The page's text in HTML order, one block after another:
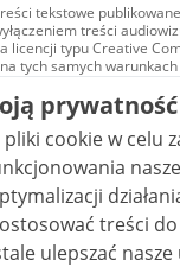
tekstowe
treści
licencji typu Creative
tych samych warunkach
audiowizualne, w
i wideo, są
Commons: uznanie
- bez
ND 4.0), o ile nie jest to
prywatność
cookie w celu
działania
treści
nasze usługi.